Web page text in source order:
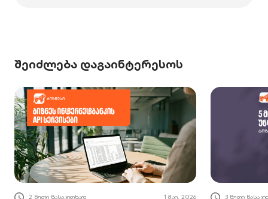
შეიძლება დაგაინტერესოს
2 წუთი წასაკითხად 1 მაი. 2026 3 წუთი